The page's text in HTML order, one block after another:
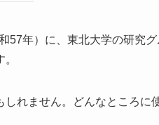
57年）に、東北大学の研究
れません。どんなところに